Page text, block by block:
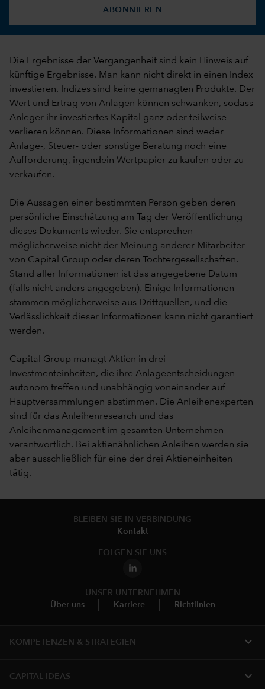
ABONNIEREN
Die Ergebnisse der Vergangenheit sind kein Hinweis auf
künftige Ergebnisse. Man kann nicht direkt in einen Index
investieren. Indizes sind keine gemanagten Produkte. Der
Wert und Ertrag von Anlagen können schwanken, sodass
Anleger ihr investiertes Kapital ganz oder teilweise
verlieren können. Diese Informationen sind weder
Anlage-, Steuer- oder sonstige Beratung noch eine
Aufforderung, irgendein Wertpapier zu kaufen oder zu
verkaufen.
Die Aussagen einer bestimmten Person geben deren
persönliche Einschätzung am Tag der Veröffentlichung
dieses Dokuments wieder. Sie entsprechen
möglicherweise nicht der Meinung anderer Mitarbeiter
von Capital Group oder deren Tochtergesellschaften.
Stand aller Informationen ist das angegebene Datum
(falls nicht anders angegeben). Einige Informationen
stammen möglicherweise aus Drittquellen, und die
Verlässlichkeit dieser Informationen kann nicht garantiert
werden.
Capital Group managt Aktien in drei
Investmenteinheiten, die ihre Anlageentscheidungen
autonom treffen und unabhängig voneinander auf
Hauptversammlungen abstimmen. Die Anleihenexperten
sind für das Anleihenresearch und das
Anleihenmanagement im gesamten Unternehmen
verantwortlich. Bei aktienähnlichen Anleihen werden sie
aber ausschließlich für eine der drei Aktieneinheiten
tätig.
BLEIBEN SIE IN VERBINDUNG
Kontakt
FOLGEN SIE UNS
UNSER UNTERNEHMEN
Über uns
Karriere Richtlinien
KOMPETENZEN & STRATEGIEN expand_more
CAPITAL IDEAS expand_more